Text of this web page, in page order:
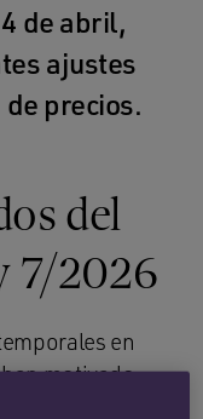
de abril,
ajustes
precios.
del
7/2026
en
motivado